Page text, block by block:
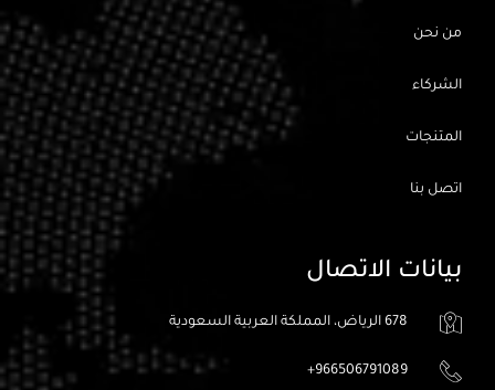
من نحن
الشركاء
المتنجات
اتصل بنا
بيانات الاتصال
678 الرياض، المملكة العربية السعودية
966506791089+